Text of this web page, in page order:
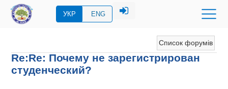
УКР ENG
Список форумів
Re:Re: Почему не зарегистрирован
студенческий?